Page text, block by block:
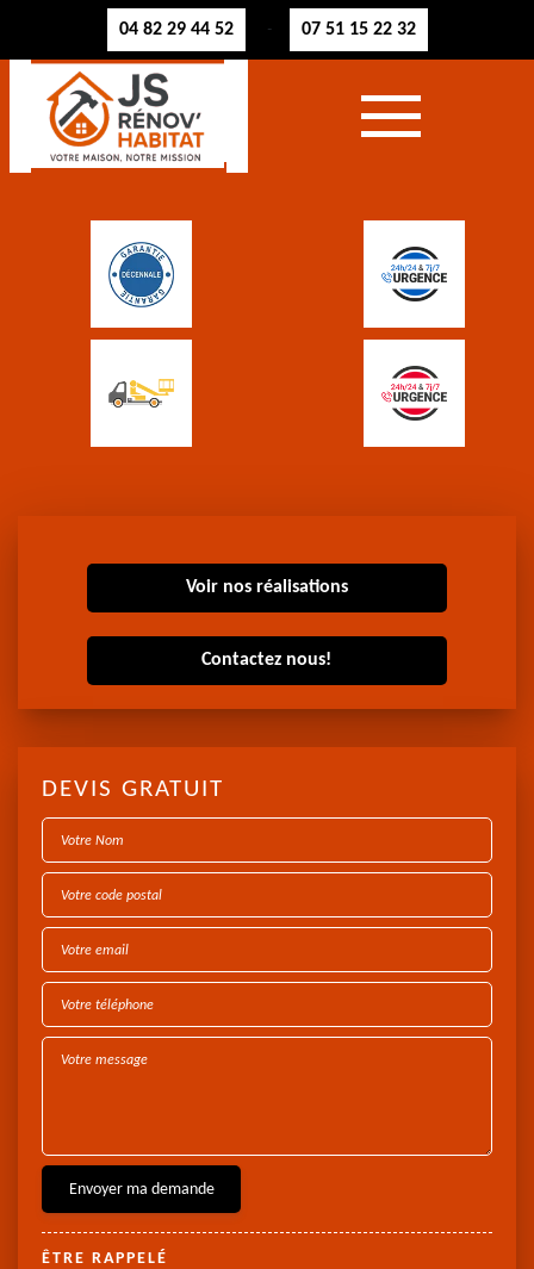
04 82 29 44 52 - 07 51 15 22 32
Voir nos réalisations
Contactez nous!
DEVIS GRATUIT
ÊTRE RAPPELÉ